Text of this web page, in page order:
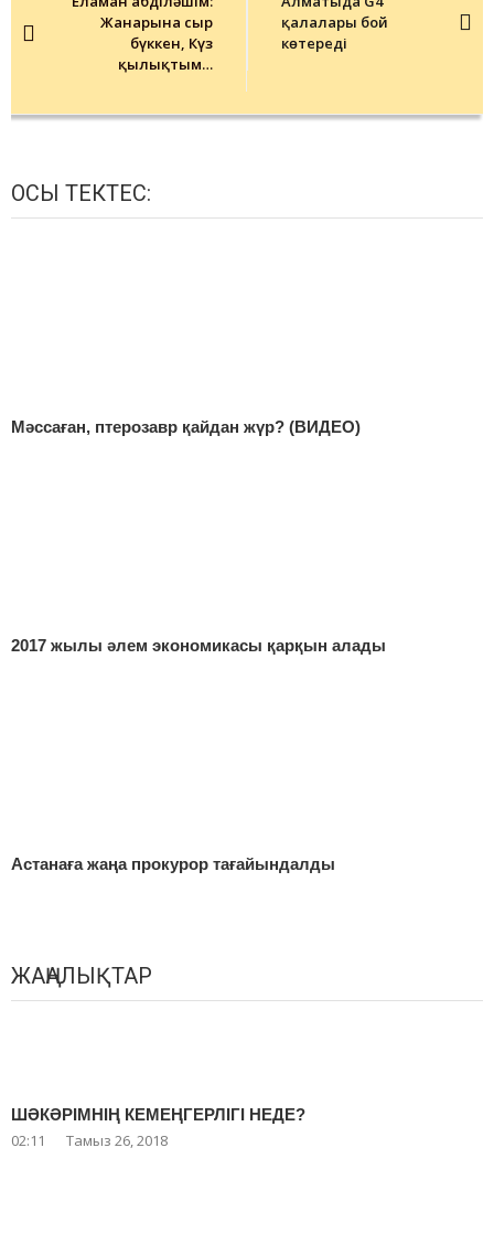
Жанарына сыр
бүккен, Күз
қылықтым…
қалалары бой
көтереді
ОСЫ ТЕКТЕС:
Мәссаған, птерозавр қайдан жүр? (ВИДЕО)
2017 жылы әлем экономикасы қарқын алады
Астанаға жаңа прокурор тағайындалды
ЖАҢАЛЫҚТАР
ШӘКӘРІМНІҢ КЕМЕҢГЕРЛІГІ НЕДЕ?
02:11 Тамыз 26, 2018